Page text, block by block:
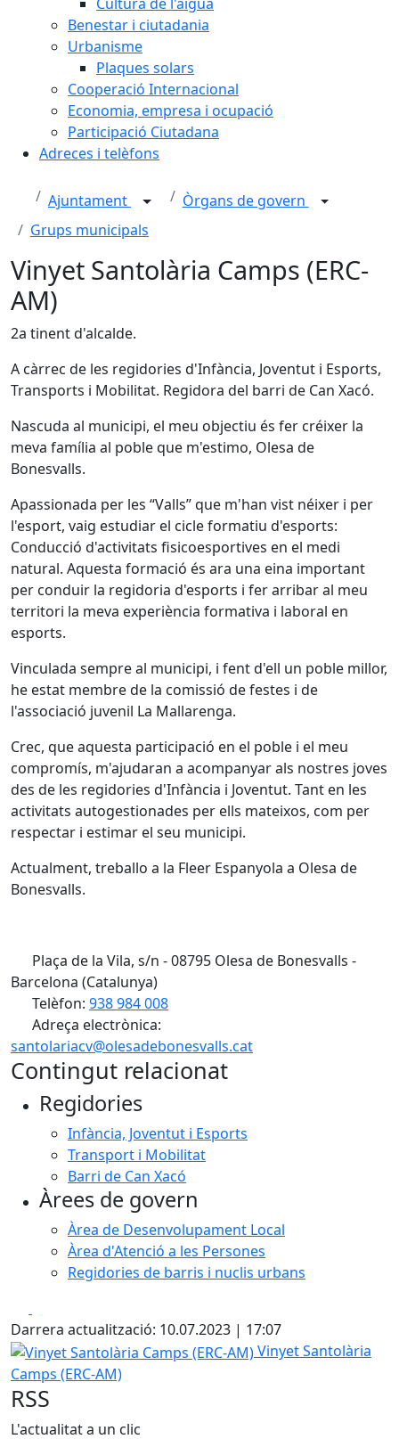
Benestar i ciutadania
Urbanisme
Plaques solars
Cooperació Internacional
Economia, empresa i ocupació
Participació Ciutadana
Adreces i telèfons
Ajuntament
Òrgans de govern
Grups municipals
Vinyet Santolària Camps (ERC-
AM)
2a tinent d'alcalde.
A càrrec de les regidories d'Infància, Joventut i Esports,
Transports i Mobilitat. Regidora del barri de Can Xacó.
Nascuda al municipi, el meu objectiu és fer créixer la
meva família al poble que m'estimo, Olesa de
Bonesvalls.
Apassionada per les “Valls” que m'han vist néixer i per
l'esport, vaig estudiar el cicle formatiu d'esports:
Conducció d'activitats fisicoesportives en el medi
natural. Aquesta formació és ara una eina important
per conduir la regidoria d'esports i fer arribar al meu
territori la meva experiència formativa i laboral en
esports.
Vinculada sempre al municipi, i fent d'ell un poble millor,
he estat membre de la comissió de festes i de
l'associació juvenil La Mallarenga.
Crec, que aquesta participació en el poble i el meu
compromís, m'ajudaran a acompanyar als nostres joves
des de les regidories d'Infància i Joventut. Tant en les
activitats autogestionades per ells mateixos, com per
respectar i estimar el seu municipi.
Actualment, treballo a la Fleer Espanyola a Olesa de
Bonesvalls.
Plaça de la Vila, s/n - 08795 Olesa de Bonesvalls -
Barcelona (Catalunya)
Telèfon: 938 984 008
Adreça electrònica:
santolariacv@olesadebonesvalls.cat
Contingut relacionat
Regidories
Infància, Joventut i Esports
Transport i Mobilitat
Barri de Can Xacó
Àrees de govern
Àrea de Desenvolupament Local
Àrea d'Atenció a les Persones
Regidories de barris i nuclis urbans
Darrera actualització: 10.07.2023 | 17:07
Vinyet Santolària Camps (ERC-AM)
Vinyet Santolària
Camps (ERC-AM)
RSS
L'actualitat a un clic